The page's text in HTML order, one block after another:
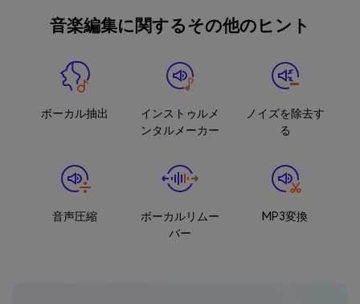
音楽編集に関するその他のヒント
ボーカル抽出
インストゥルメ
ンタルメーカー
ノイズを除去す
る
音声圧縮
ボーカルリムー
バー
MP3変換